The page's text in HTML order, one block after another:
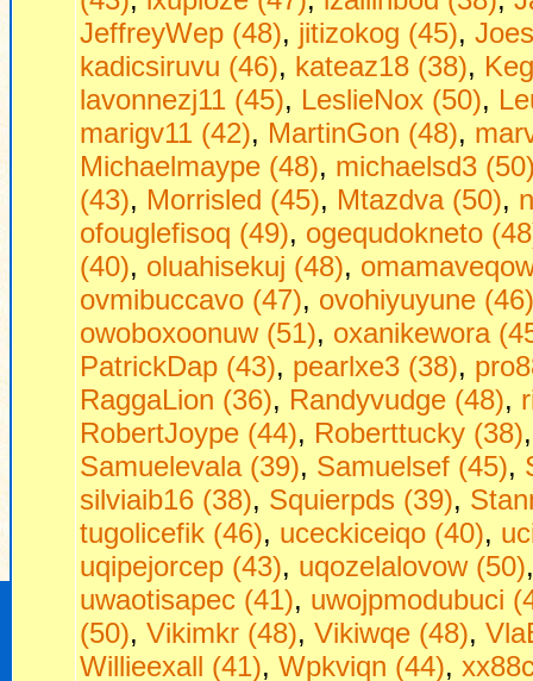
JeffreyWep (48), jitizokog (45),
kadicsiruvu (46), kateaz18 (38),
lavonnezj11 (45), LeslieNox (50),
marigv11 (42), MartinGon (48),
Michaelmaype (48), michaelsd3
(43), Morrisled (45), Mtazdva (50),
ofouglefisoq (49), ogequdokneto
(40), oluahisekuj (48),
ovmibuccavo (47), ovohiyuyune (46)
owoboxoonuw (51), oxanikewora
PatrickDap (43), pearlxe3 (38),
RaggaLion (36), Randyvudge (48),
RobertJoype (44), Roberttucky (38)
Samuelevala (39), Samuelsef (45),
silviaib16 (38), Squierpds (39),
tugolicefik (46), uceckiceiqo (40),
uqipejorcep (43), uqozelalovow (50)
uwaotisapec (41), uwojpmodubuci
(50), Vikimkr (48), Vikiwqe (48),
Willieexall (41), Wpkviqn (44),